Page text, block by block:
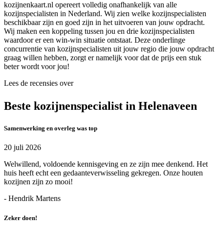
kozijnenkaart.nl opereert volledig onafhankelijk van alle
kozijnspecialisten in Nederland. Wij zien welke kozijnspecialisten
beschikbaar zijn en goed zijn in het uitvoeren van jouw opdracht.
Wij maken een koppeling tussen jou en drie kozijnspecialisten
waardoor er een win-win situatie ontstaat. Deze onderlinge
concurrentie van kozijnspecialisten uit jouw regio die jouw opdracht
graag willen hebben, zorgt er namelijk voor dat de prijs een stuk
beter wordt voor jou!
Lees de recensies over
Beste kozijnenspecialist in Helenaveen
Samenwerking en overleg was top
20 juli 2026
Welwillend, voldoende kennisgeving en ze zijn mee denkend. Het
huis heeft echt een gedaanteverwisseling gekregen. Onze houten
kozijnen zijn zo mooi!
- Hendrik Martens
Zeker doen!